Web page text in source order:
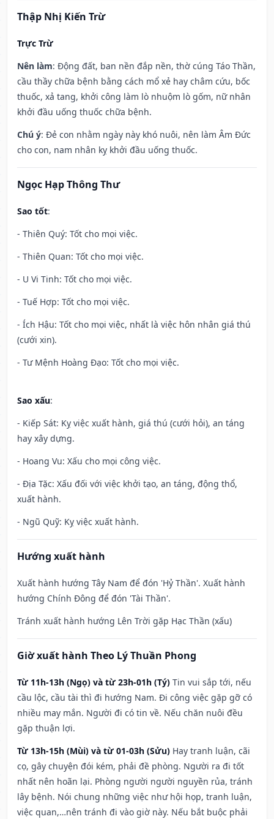
Thập Nhị Kiến Trừ
Trực Trừ
Nên làm: Động đất, ban nền đắp nền, thờ cúng Táo Thần,
cầu thầy chữa bệnh bằng cách mổ xẻ hay châm cứu, bốc
thuốc, xả tang, khởi công làm lò nhuộm lò gốm, nữ nhân
khởi đầu uống thuốc chữa bệnh.
Chú ý: Đẻ con nhằm ngày này khó nuôi, nên làm Âm Đức
cho con, nam nhân kỵ khởi đầu uống thuốc.
Ngọc Hạp Thông Thư
Sao tốt:
- Thiên Quý: Tốt cho mọi việc.
- Thiên Quan: Tốt cho mọi việc.
- U Vi Tinh: Tốt cho mọi việc.
- Tuế Hợp: Tốt cho mọi việc.
- Ích Hậu: Tốt cho mọi việc, nhất là việc hôn nhân giá thú
(cưới xin).
- Tư Mệnh Hoàng Đạo: Tốt cho mọi việc.
Sao xấu:
- Kiếp Sát: Kỵ việc xuất hành, giá thú (cưới hỏi), an táng
hay xây dựng.
- Hoang Vu: Xấu cho mọi công việc.
- Địa Tặc: Xấu đối với việc khởi tạo, an táng, động thổ,
xuất hành.
- Ngũ Quỹ: Kỵ việc xuất hành.
Hướng xuất hành
Xuất hành hướng Tây Nam để đón 'Hỷ Thần'. Xuất hành
hướng Chính Đông để đón 'Tài Thần'.
Tránh xuất hành hướng Lên Trời gặp Hạc Thần (xấu)
Giờ xuất hành Theo Lý Thuần Phong
Từ 11h-13h (Ngọ) và từ 23h-01h (Tý) Tin vui sắp tới, nếu
cầu lộc, cầu tài thì đi hướng Nam. Đi công việc gặp gỡ có
nhiều may mắn. Người đi có tin về. Nếu chăn nuôi đều
gặp thuận lợi.
Từ 13h-15h (Mùi) và từ 01-03h (Sửu) Hay tranh luận, cãi
cọ, gây chuyện đói kém, phải đề phòng. Người ra đi tốt
nhất nên hoãn lại. Phòng người người nguyền rủa, tránh
lây bệnh. Nói chung những việc như hội họp, tranh luận,
việc quan,…nên tránh đi vào giờ này. Nếu bắt buộc phải